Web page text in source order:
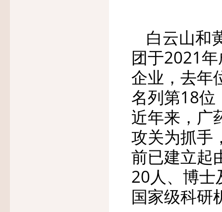
白云山和
团于2021
企业，去年
名列第18位
近年来，广
攻关为抓手
前已建立起
20人、博士
国家级科研